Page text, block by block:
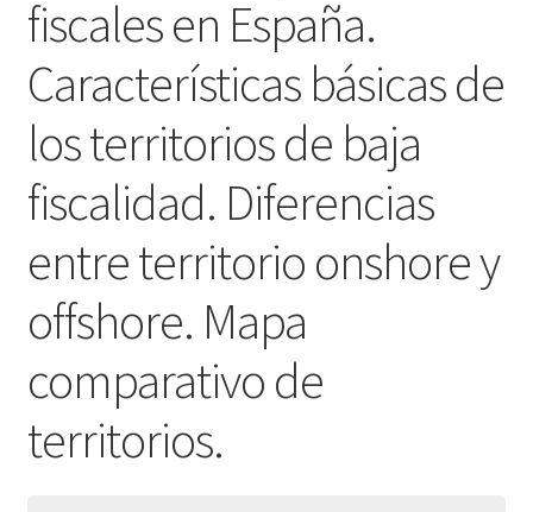
Tu selección
fiscales en España.
Características básicas de
los territorios de baja
fiscalidad. Diferencias
entre territorio onshore y
offshore. Mapa
comparativo de
territorios.